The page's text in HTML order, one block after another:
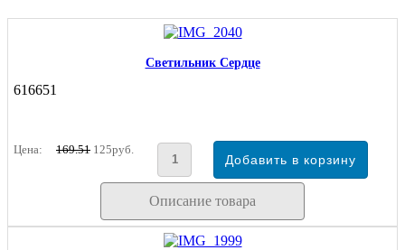
Светильник Сердце
616651
Цена: 169.51 125руб.
Описание товара